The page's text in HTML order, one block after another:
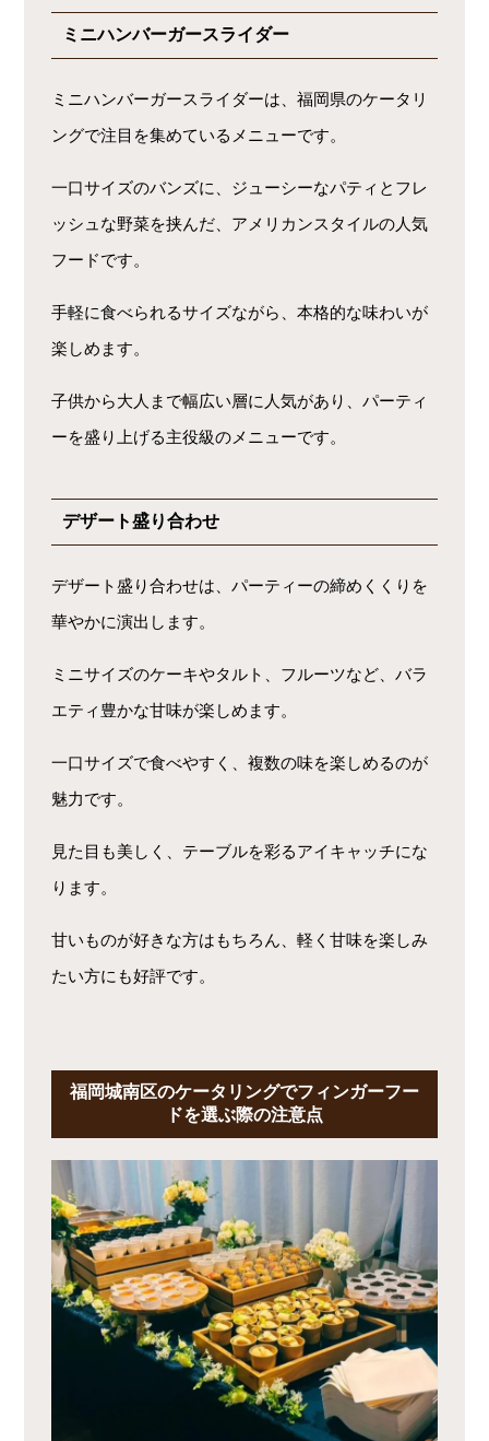
ミニハンバーガースライダー
ミニハンバーガースライダーは、福岡県のケータリ
ングで注目を集めているメニューです。
一口サイズのバンズに、ジューシーなパティとフレ
ッシュな野菜を挟んだ、アメリカンスタイルの人気
フードです。
手軽に食べられるサイズながら、本格的な味わいが
楽しめます。
子供から大人まで幅広い層に人気があり、パーティ
ーを盛り上げる主役級のメニューです。
デザート盛り合わせ
デザート盛り合わせは、パーティーの締めくくりを
華やかに演出します。
ミニサイズのケーキやタルト、フルーツなど、バラ
エティ豊かな甘味が楽しめます。
一口サイズで食べやすく、複数の味を楽しめるのが
魅力です。
見た目も美しく、テーブルを彩るアイキャッチにな
ります。
甘いものが好きな方はもちろん、軽く甘味を楽しみ
たい方にも好評です。
福岡城南区のケータリングでフィンガーフー
ドを選ぶ際の注意点